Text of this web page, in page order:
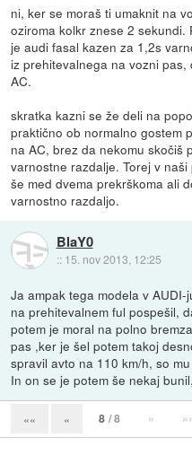
ni, ker se moraš ti umaknit na
oziroma kolkr znese 2 sekundi.
je audi fasal kazen za 1,2s
iz prehitevalnega na vozni
AC.
skratka kazni se že deli na
praktično ob normalno gostem
na AC, brez da nekomu skočiš
varnostne razdalje. Torej v
še med dvema prekrškoma ali
varnostno razdaljo.
BlaY0
:: 15. nov 2013, 12:25
Ja ampak tega modela v
na prehitevalnem ful pospešil,
potem je moral na polno
pas ,ker je šel potem takoj
spravil avto na 110 km/h, so
In on se je potem še nekaj
«« « 8 / 8 »